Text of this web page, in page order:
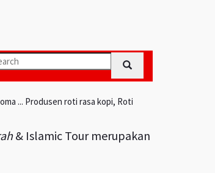
... Produsen roti rasa kopi, Roti
& Islamic Tour merupakan